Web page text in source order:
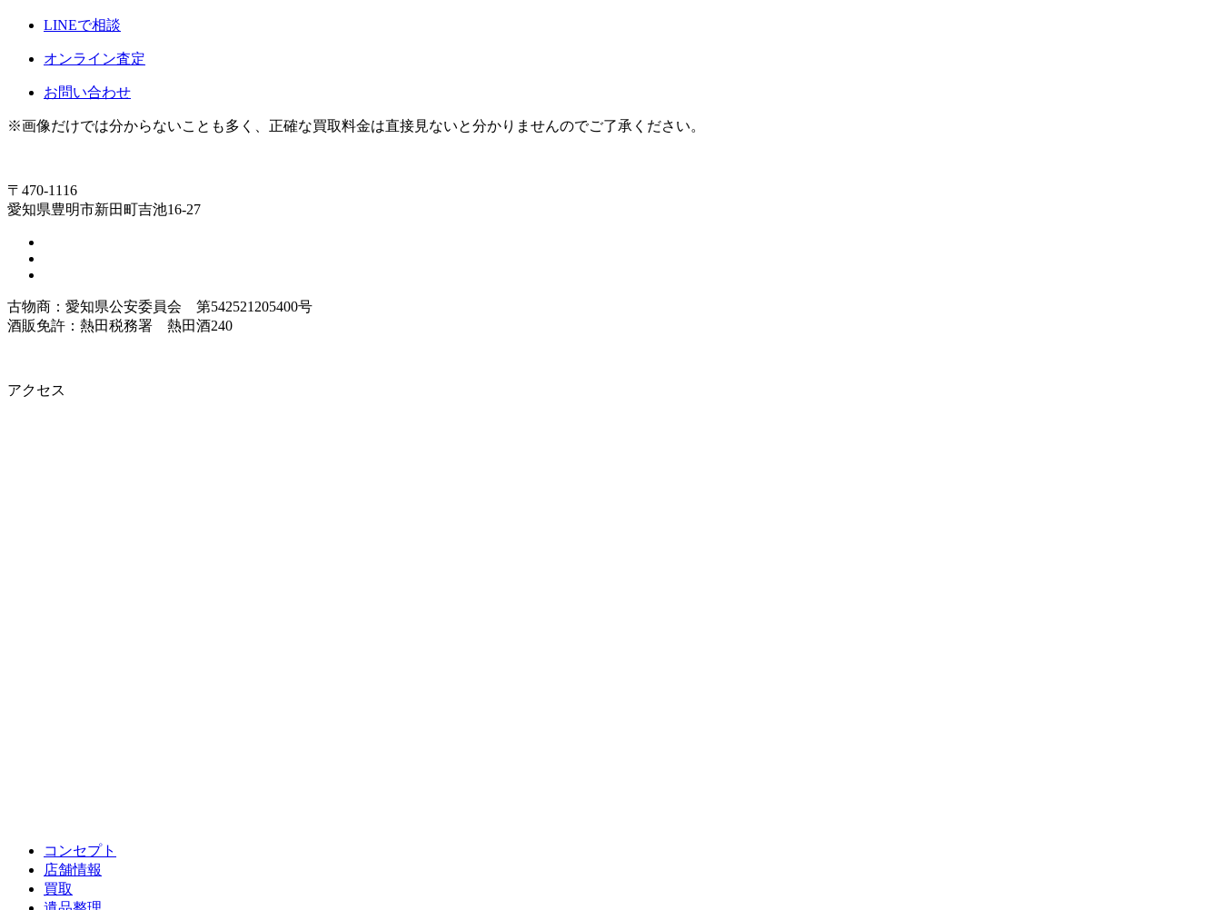
LINEで相談
オンライン査定
お問い合わせ
※画像だけでは分からないことも多く、正確な買取料金は直接見ないと分かりませんのでご了承ください。
〒470-1116
愛知県豊明市新田町吉池16-27
古物商：愛知県公安委員会 第542521205400号
酒販免許：熱田税務署 熱田酒240
アクセス
コンセプト
店舗情報
買取